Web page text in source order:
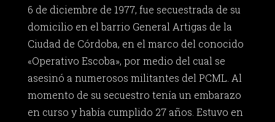
6 de diciembre de 1977, fue secuestrada de su
domicilio en el barrio General Artigas de la
Ciudad de Córdoba, en el marco del conocido
«Operativo Escoba», por medio del cual se
asesinó a numerosos militantes del PCML. Al
momento de su secuestro tenía un embarazo
en curso y había cumplido 27 años. Estuvo en